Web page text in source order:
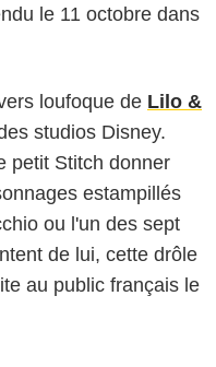
le 11 octobre dans
loufoque de Lilo &
studios Disney.
petit Stitch donner
estampillés
ou l'un des sept
de lui, cette drôle
au public français le